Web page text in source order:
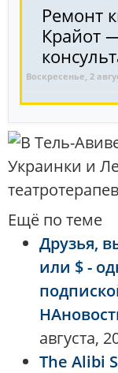
Ремонт
Крайот
Воскресенье, 2
Ещё по теме
Друзья,
или $ -
августа,
The Alibi